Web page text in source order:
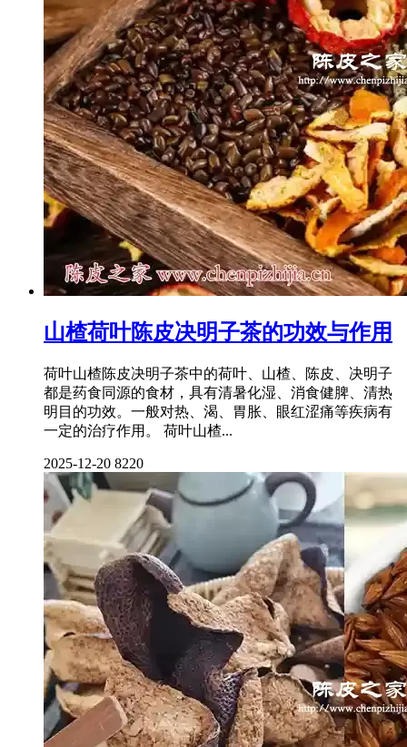
山楂荷叶陈皮决明子茶的功效与作用
荷叶山楂陈皮决明子茶中的荷叶、山楂、陈皮、决明子
都是药食同源的食材，具有清暑化湿、消食健脾、清热
明目的功效。一般对热、渴、胃胀、眼红涩痛等疾病有
一定的治疗作用。 荷叶山楂...
2025-12-20 8220